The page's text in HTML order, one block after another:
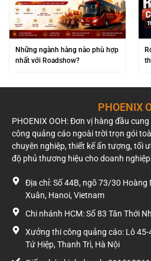
Những ngành hàng nào phù hợp
nhất với Roadshow?
PHOENIX
PHOENIX OOH: Đơn vị hàng đầu
công quảng cáo ngoài trời trọn gói
chuyên nghiệp, thiết kế ấn tượng, tối
độ phủ thương hiệu cho doanh
Địa chỉ: Số 44B, ngõ 73/30 Hoàng
Xuân, Hanoi, Vietnam
Chi nhánh HCM: Số 83 Tân Thới
Xưởng thi công quảng cáo: Lô 45-
Tứ Hiệp, Thanh Trì, Hà Nội